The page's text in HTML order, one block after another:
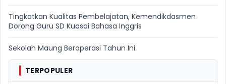
Tingkatkan Kualitas Pembelajatan, Kemendikdasmen
Dorong Guru SD Kuasai Bahasa Inggris
Sekolah Maung Beroperasi Tahun Ini
TERPOPULER